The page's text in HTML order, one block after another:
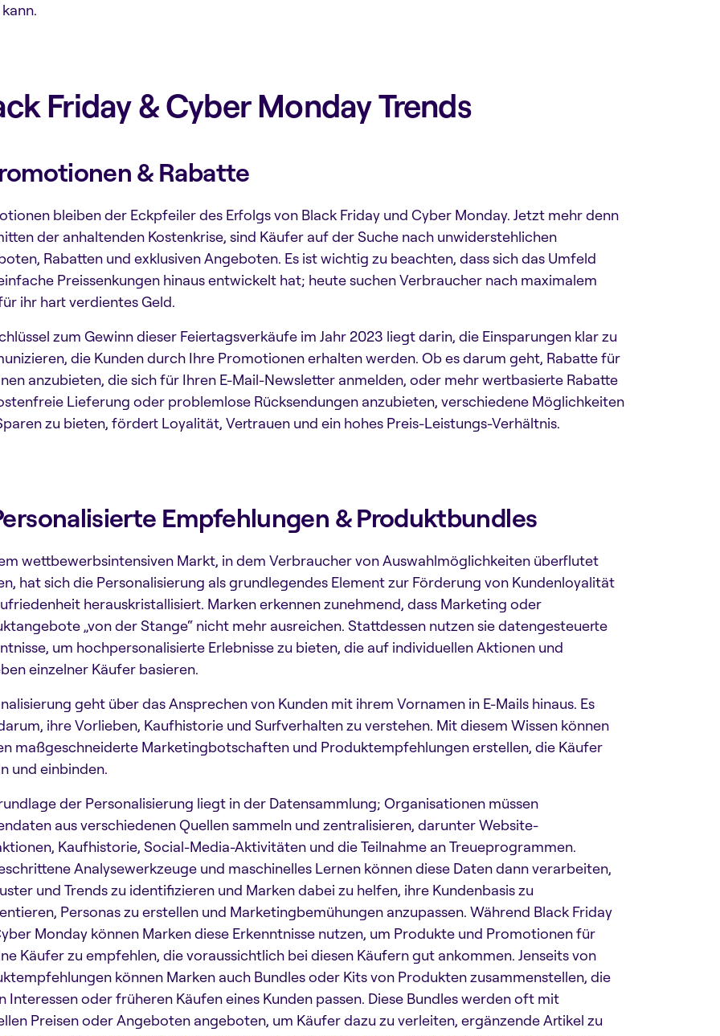
Friday & Cyber Monday Trends
& Rabatte
bleiben der Eckpfeiler des Erfolgs von Black Friday und Cyber Monday. Jetzt mehr denn
der anhaltenden Kostenkrise, sind Käufer auf der Suche nach unwiderstehlichen
Rabatten und exklusiven Angeboten. Es ist wichtig zu beachten, dass sich das Umfeld
Preissenkungen hinaus entwickelt hat; heute suchen Verbraucher nach maximalem
ihr hart verdientes Geld.
zum Gewinn dieser Feiertagsverkäufe im Jahr 2023 liegt darin, die Einsparungen klar zu
die Kunden durch Ihre Promotionen erhalten werden. Ob es darum geht, Rabatte für
anzubieten, die sich für Ihren E-Mail-Newsletter anmelden, oder mehr wertbasierte Rabatte
Lieferung oder problemlose Rücksendungen anzubieten, verschiedene Möglichkeiten
zu bieten, fördert Loyalität, Vertrauen und ein hohes Preis-Leistungs-Verhältnis.
Empfehlungen & Produktbundles
wettbewerbsintensiven Markt, in dem Verbraucher von Auswahlmöglichkeiten überflutet
hat sich die Personalisierung als grundlegendes Element zur Förderung von Kundenloyalität
herauskristallisiert. Marken erkennen zunehmend, dass Marketing oder
„von der Stange“ nicht mehr ausreichen. Stattdessen nutzen sie datengesteuerte
um hochpersonalisierte Erlebnisse zu bieten, die auf individuellen Aktionen und
einzelner Käufer basieren.
geht über das Ansprechen von Kunden mit ihrem Vornamen in E-Mails hinaus. Es
ihre Vorlieben, Kaufhistorie und Surfverhalten zu verstehen. Mit diesem Wissen können
maßgeschneiderte Marketingbotschaften und Produktempfehlungen erstellen, die Käufer
und einbinden.
der Personalisierung liegt in der Datensammlung; Organisationen müssen
aus verschiedenen Quellen sammeln und zentralisieren, darunter Website-
Kaufhistorie, Social-Media-Aktivitäten und die Teilnahme an Treueprogrammen.
Analysewerkzeuge und maschinelles Lernen können diese Daten dann verarbeiten,
und Trends zu identifizieren und Marken dabei zu helfen, ihre Kundenbasis zu
Personas zu erstellen und Marketingbemühungen anzupassen. Während Black Friday
Monday können Marken diese Erkenntnisse nutzen, um Produkte und Promotionen für
Käufer zu empfehlen, die voraussichtlich bei diesen Käufern gut ankommen. Jenseits von
können Marken auch Bundles oder Kits von Produkten zusammenstellen, die
Interessen oder früheren Käufen eines Kunden passen. Diese Bundles werden oft mit
Preisen oder Angeboten angeboten, um Käufer dazu zu verleiten, ergänzende Artikel zu